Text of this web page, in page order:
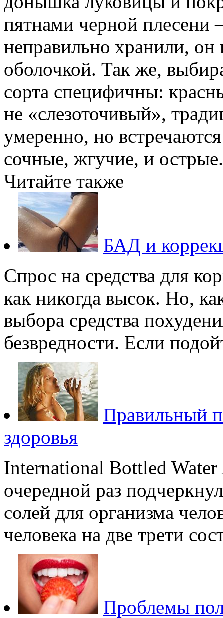
пятнами черной плесени
неправильно хранили, он
оболочкой. Так же,
сорта специфичны:
не «слезоточивый»,
умеренно, но
сочные, жгучие, и острые.
Читайте также
БАД и
Спрос на средства для
как никогда высок. Но,
выбора средства
безвредности. Если
Правильный
здоровья
International Bottled
очередной раз
солей для организма
человека на две трети
Проблемы